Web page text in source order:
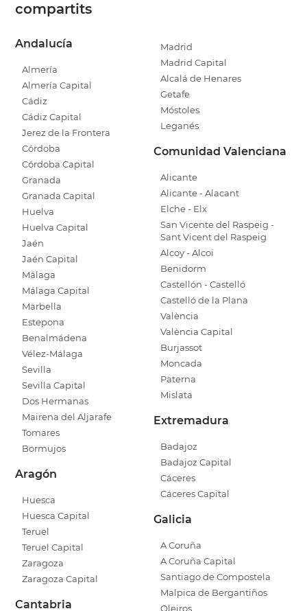
compartits
Andalucía
Almería
Almería Capital
Cádiz
Cádiz Capital
Jerez de la Frontera
Córdoba
Córdoba Capital
Granada
Granada Capital
Huelva
Huelva Capital
Jaén
Jaén Capital
Málaga
Málaga Capital
Marbella
Estepona
Benalmádena
Vélez-Málaga
Sevilla
Sevilla Capital
Dos Hermanas
Mairena del Aljarafe
Tomares
Bormujos
Aragón
Huesca
Huesca Capital
Teruel
Teruel Capital
Zaragoza
Zaragoza Capital
Cantabria
Madrid
Madrid Capital
Alcalá de Henares
Getafe
Móstoles
Leganés
Comunidad Valenciana
Alicante
Alicante - Alacant
Elche - Elx
San Vicente del Raspeig -
Sant Vicent del Raspeig
Alcoy - Alcoi
Benidorm
Castellón - Castelló
Castelló de la Plana
València
València Capital
Burjassot
Moncada
Paterna
Mislata
Extremadura
Badajoz
Badajoz Capital
Cáceres
Cáceres Capital
Galicia
A Coruña
A Coruña Capital
Santiago de Compostela
Malpica de Bergantiños
Oleiros